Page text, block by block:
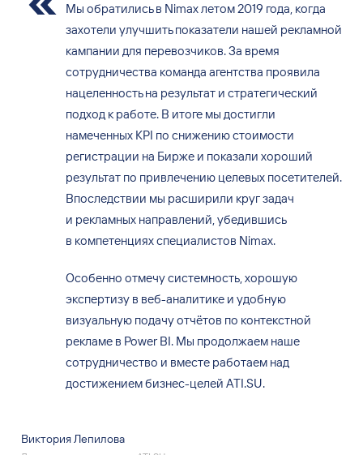
Мы обратились в Nimax летом 2019 года, когда
захотели улучшить показатели нашей рекламной
кампании для перевозчиков. За время
сотрудничества команда агентства проявила
нацеленность на результат и стратегический
подход к работе. В итоге мы достигли
намеченных KPI по снижению стоимости
регистрации на Бирже и показали хороший
результат по привлечению целевых посетителей.
Впоследствии мы расширили круг задач
и рекламных направлений, убедившись
в компетенциях специалистов Nimax.
Особенно отмечу системность, хорошую
экспертизу в веб-аналитике и удобную
визуальную подачу отчётов по контекстной
рекламе в Power BI. Мы продолжаем наше
сотрудничество и вместе работаем над
достижением бизнес-целей ATI.SU.
Виктория Лепилова